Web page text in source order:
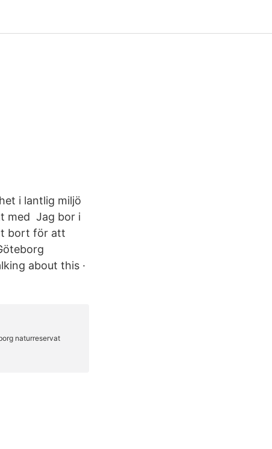
i lantlig miljö
med Jag bor i
bort för att
about this ·